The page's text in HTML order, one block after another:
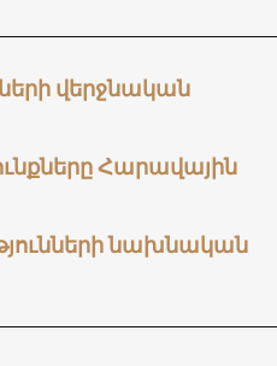
վերջնական
Հարավային
նախնական